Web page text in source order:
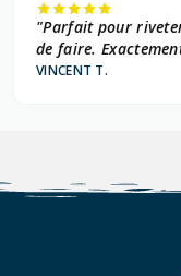
"Parfait pour
de faire.
VINCENT T.